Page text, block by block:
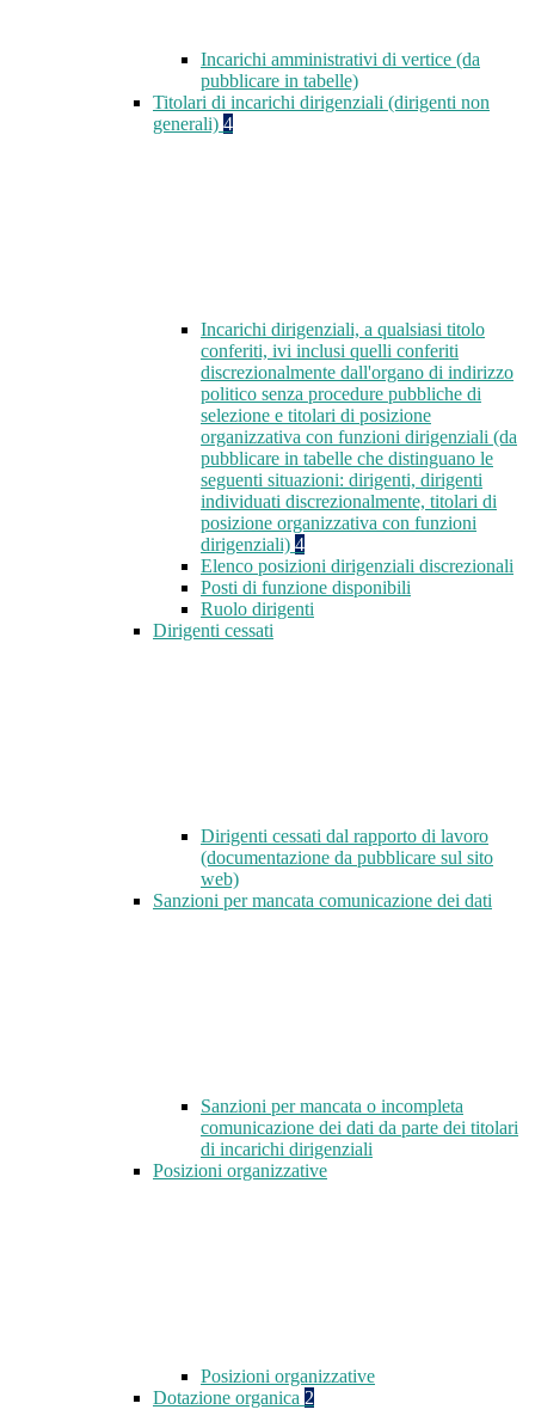
Incarichi amministrativi di vertice (da
pubblicare in tabelle)
Titolari di incarichi dirigenziali (dirigenti non
generali) 4
Incarichi dirigenziali, a qualsiasi titolo
conferiti, ivi inclusi quelli conferiti
discrezionalmente dall'organo di indirizzo
politico senza procedure pubbliche di
selezione e titolari di posizione
organizzativa con funzioni dirigenziali (da
pubblicare in tabelle che distinguano le
seguenti situazioni: dirigenti, dirigenti
individuati discrezionalmente, titolari di
posizione organizzativa con funzioni
dirigenziali) 4
Elenco posizioni dirigenziali discrezionali
Posti di funzione disponibili
Ruolo dirigenti
Dirigenti cessati
Dirigenti cessati dal rapporto di lavoro
(documentazione da pubblicare sul sito
web)
Sanzioni per mancata comunicazione dei dati
Sanzioni per mancata o incompleta
comunicazione dei dati da parte dei titolari
di incarichi dirigenziali
Posizioni organizzative
Posizioni organizzative
Dotazione organica 2